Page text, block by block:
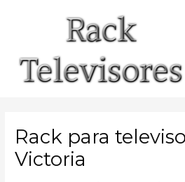
Rack para
Victoria